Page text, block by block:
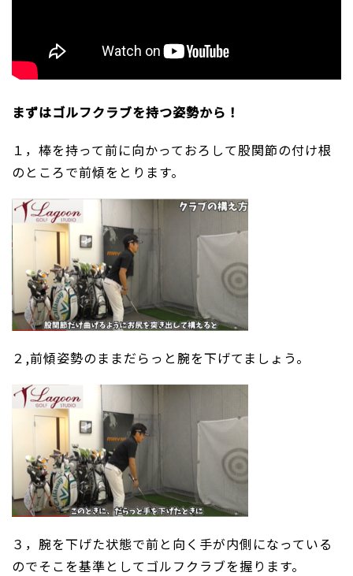
まずはゴルフクラブを持つ姿勢から！
１，棒を持って前に向かっておろして股関節の付け根
のところで前傾をとります。
２,前傾姿勢のままだらっと腕を下げてましょう。
３，腕を下げた状態で前と向く手が内側になっている
のでそこを基準としてゴルフクラブを握ります。